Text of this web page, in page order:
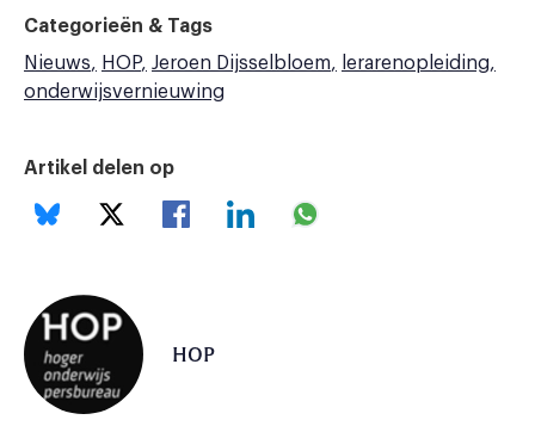
Categorieën & Tags
Nieuws
HOP Jeroen Dijsselbloem
lerarenopleiding
onderwijsvernieuwing
Artikel delen op
HOP